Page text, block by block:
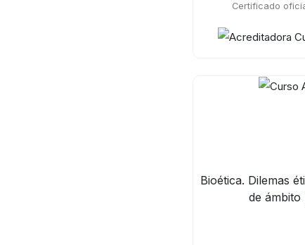
Certificado
Bioética. Dilemas
de